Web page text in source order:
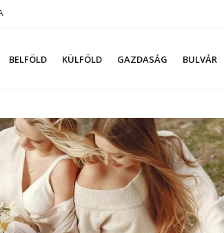
BELFÖLD KÜLFÖLD GAZDASÁG BULVÁR